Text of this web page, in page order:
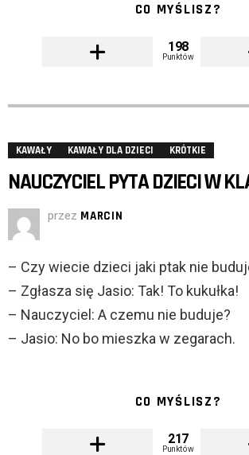
CO MYŚLISZ?
198
Punktów
KAWAŁY KAWAŁY DLA DZIECI KRÓTKIE
NAUCZYCIEL PYTA DZIECI W
przez MARCIN
– Czy wiecie dzieci jaki ptak nie
– Zgłasza się Jasio: Tak! To kukułka!
– Nauczyciel: A czemu nie buduje?
– Jasio: No bo mieszka w zegarach.
CO MYŚLISZ?
217
Punktów